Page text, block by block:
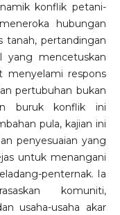
konflik petani-
hubungan
tanah, pertandingan
yang mencetuskan
menyelami respons
pertubuhan bukan
buruk konflik ini
pula, kajian ini
penyesuaian yang
untuk menangani
penternak. Ia
komuniti,
usaha-usaha akar